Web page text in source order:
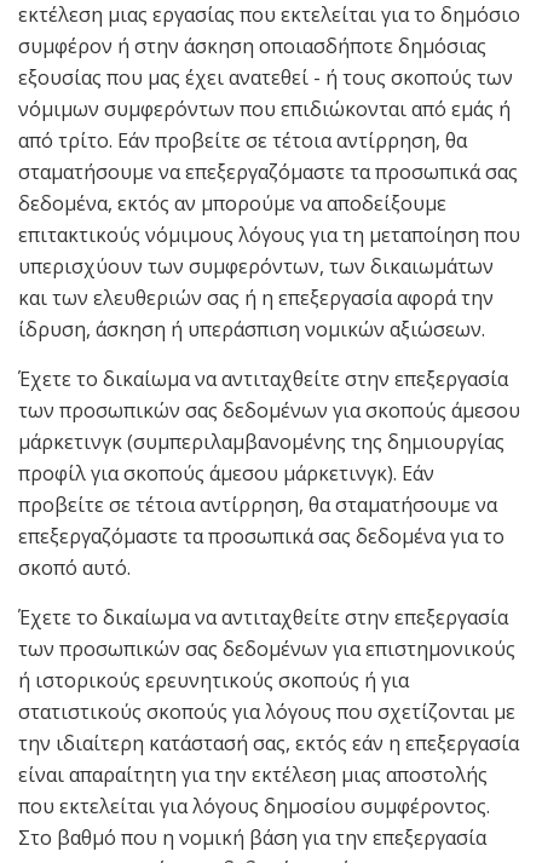
εκτέλεση μιας εργασίας που εκτελείται για το δημόσιο
συμφέρον ή στην άσκηση οποιασδήποτε δημόσιας
εξουσίας που μας έχει ανατεθεί - ή τους σκοπούς των
νόμιμων συμφερόντων που επιδιώκονται από εμάς ή
από τρίτο. Εάν προβείτε σε τέτοια αντίρρηση, θα
σταματήσουμε να επεξεργαζόμαστε τα προσωπικά σας
δεδομένα, εκτός αν μπορούμε να αποδείξουμε
επιτακτικούς νόμιμους λόγους για τη μεταποίηση που
υπερισχύουν των συμφερόντων, των δικαιωμάτων
και των ελευθεριών σας ή η επεξεργασία αφορά την
ίδρυση, άσκηση ή υπεράσπιση νομικών αξιώσεων.
Έχετε το δικαίωμα να αντιταχθείτε στην επεξεργασία
των προσωπικών σας δεδομένων για σκοπούς άμεσου
μάρκετινγκ (συμπεριλαμβανομένης της δημιουργίας
προφίλ για σκοπούς άμεσου μάρκετινγκ). Εάν
προβείτε σε τέτοια αντίρρηση, θα σταματήσουμε να
επεξεργαζόμαστε τα προσωπικά σας δεδομένα για το
σκοπό αυτό.
Έχετε το δικαίωμα να αντιταχθείτε στην επεξεργασία
των προσωπικών σας δεδομένων για επιστημονικούς
ή ιστορικούς ερευνητικούς σκοπούς ή για
στατιστικούς σκοπούς για λόγους που σχετίζονται με
την ιδιαίτερη κατάστασή σας, εκτός εάν η επεξεργασία
είναι απαραίτητη για την εκτέλεση μιας αποστολής
που εκτελείται για λόγους δημοσίου συμφέροντος.
Στο βαθμό που η νομική βάση για την επεξεργασία